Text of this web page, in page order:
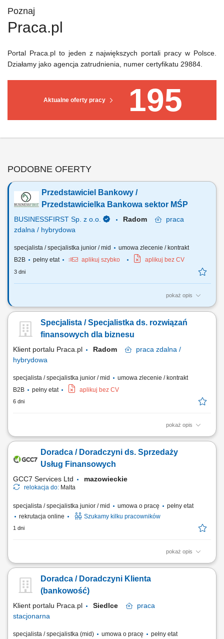
Poznaj
Praca.pl
Aktualne oferty pracy 195
Portal Praca.pl to jeden z największych portali pracy w Polsce.
Działamy jako agencja zatrudnienia, numer certyfikatu 29884.
PODOBNE OFERTY
Przedstawiciel Bankowy /
Przedstawicielka Bankowa sektor MŚP
BUSINESSFIRST Sp. z o.o. Radom
praca
zdalna / hybrydowa
specjalista / specjalistka junior / mid
umowa zlecenie / kontrakt
B2B
pełny etat aplikuj szybko aplikuj bez CV
3 dni
pokaż opis
Opis stanowiska Pozyskiwanie klientów biznesowych oraz sprzedaż
rachunki bankowe, faktoring i inne rozwiązania finansowe. Rozwój w
kierunku multidoradcy poprzez poszerzanie oferty produktowej dla
Specjalista / Specjalistka ds. rozwiązań
finansowych dla biznesu
Klient portalu Praca.pl Radom praca zdalna /
hybrydowa
specjalista / specjalistka junior / mid
umowa zlecenie / kontrakt
B2B
pełny etat aplikuj bez CV
6 dni
pokaż opis
Samodzielne docieranie do sektora przedsiębiorstw i doradztwo w
kompetencji doradczych zmierzający do samodzielnego zarządzania
pełnym portfolio usług bankowych. Prowadzenie rozmów handlowych
Doradca / Doradczyni ds. Sprzedaży
Usług Finansowych
GCC7 Services Ltd mazowieckie
relokacja do: Malta
specjalista / specjalistka junior / mid umowa o pracę
pełny etat
rekrutacja online
Szukamy kilku pracowników
1 dni
pokaż opis
Zakres obowiązków: Prowadzenie telefonicznych rozmów z klientami
tym szkoleń z zakresu edukacji finansowej. Budowanie relacji z
klientami oraz pozyskiwanie nowych kontaktów dla partnerów
Doradca / Doradczyni Klienta
(bankowość)
Klient portalu Praca.pl Siedlce
praca
stacjonarna
specjalista / specjalistka (mid) umowa o pracę pełny etat